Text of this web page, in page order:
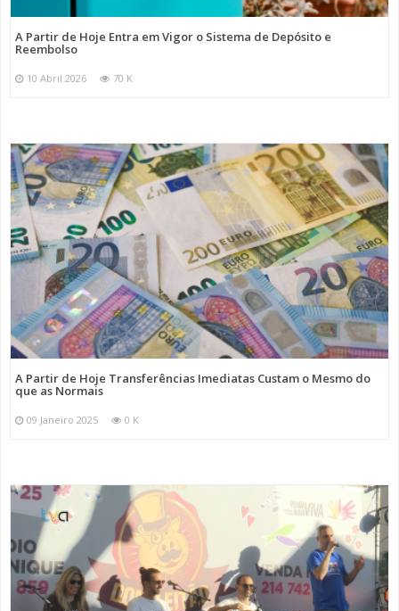
A Partir de Hoje Entra em Vigor o Sistema de Depósito e
Reembolso
10 Abril 2026 70 K
A Partir de Hoje Transferências Imediatas Custam o Mesmo do
que as Normais
09 Janeiro 2025 0 K